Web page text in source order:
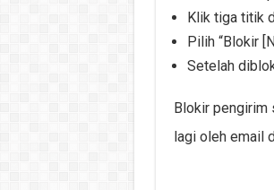
Klik tiga titik
Pilih “Blokir
Setelah
Blokir pengirim
lagi oleh email